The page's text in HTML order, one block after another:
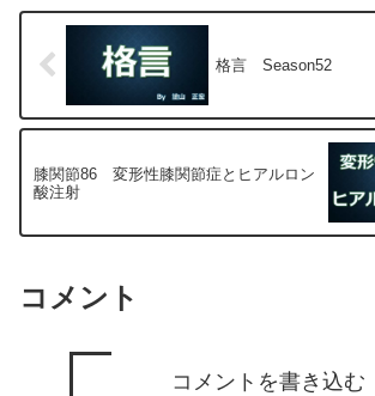
格言 Season52
膝関節86 変形性膝関節症とヒアルロン
酸注射
コメント
コメントを書き込む